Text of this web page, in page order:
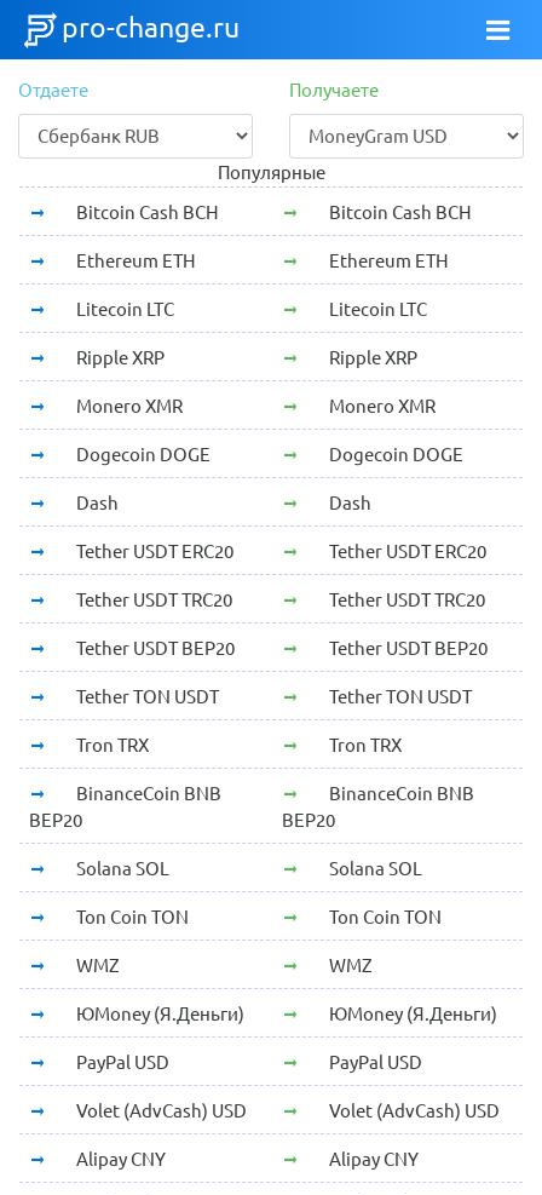
pro-change.ru
Отдаете Получаете
Популярные
Bitcoin Cash BCH
Bitcoin Cash BCH
Ethereum ETH Ethereum ETH
Litecoin LTC Litecoin LTC
Ripple XRP Ripple XRP
Monero XMR Monero XMR
Dogecoin DOGE Dogecoin DOGE
Dash Dash
Tether USDT ERC20 Tether USDT ERC20
Tether USDT TRC20 Tether USDT TRC20
Tether USDT BEP20 Tether USDT BEP20
Tether TON USDT Tether TON USDT
Tron TRX Tron TRX
BinanceCoin BNB
BEP20
BinanceCoin BNB
BEP20
Solana SOL Solana SOL
Ton Coin TON Ton Coin TON
WMZ WMZ
ЮMoney (Я.Деньги) ЮMoney (Я.Деньги)
PayPal USD PayPal USD
Volet (AdvCash) USD Volet (AdvCash) USD
Alipay CNY Alipay CNY